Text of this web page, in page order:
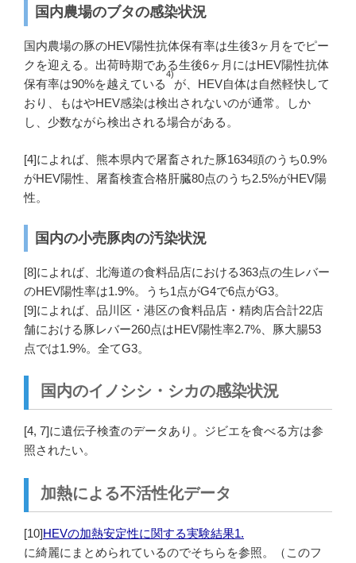
国内農場のブタの感染状況
国内農場の豚のHEV陽性抗体保有率は生後3ヶ月をでピー
クを迎える。出荷時期である生後6ヶ月にはHEV陽性抗体
保有率は90%を越えている
4)
が、HEV自体は自然軽快して
おり、もはやHEV感染は検出されないのが通常。しか
し、少数ながら検出される場合がある。
[4]によれば、熊本県内で屠畜された豚1634頭のうち0.9%
がHEV陽性、屠畜検査合格肝臓80点のうち2.5%がHEV陽
性。
国内の小売豚肉の汚染状況
[8]によれば、北海道の食料品店における363点の生レバー
のHEV陽性率は1.9%。うち1点がG4で6点がG3。
[9]によれば、品川区・港区の食料品店・精肉店合計22店
舗における豚レバー260点はHEV陽性率2.7%、豚大腸53
点では1.9%。全てG3。
国内のイノシシ・シカの感染状況
[4, 7]に遺伝子検査のデータあり。ジビエを食べる方は参
照されたい。
加熱による不活性化データ
[10]HEVの加熱安定性に関する実験結果1.
に綺麗にまとめられているのでそちらを参照。（このフ